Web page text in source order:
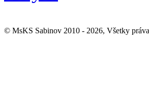
© MsKS Sabinov 2010 - 2026, Všetky